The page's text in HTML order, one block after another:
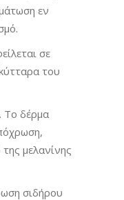
εν
σε
του
Το δέρμα
μελανίνης
σιδήρου